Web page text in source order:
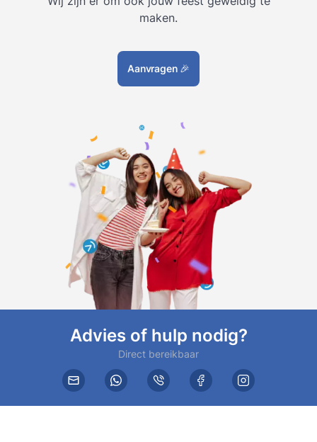
maken.
Aanvragen 🎉
Advies of hulp nodig?
Direct bereikbaar